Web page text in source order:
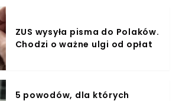
ZUS wysyła pisma do Polaków.
Chodzi o ważne ulgi od opłat
5 powodów, dla których